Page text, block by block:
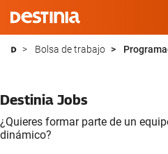
Saltar
Bolsa de trabajo
Destinia Jobs
¿Quieres formar parte de un
dinámico?